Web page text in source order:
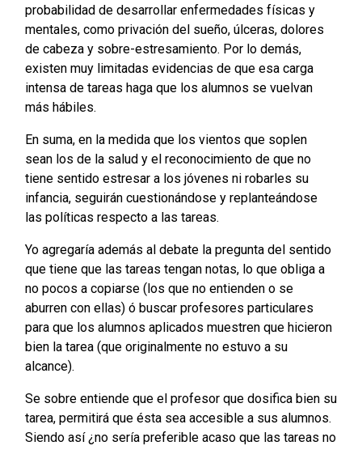
probabilidad de desarrollar enfermedades físicas y
mentales, como privación del sueño, úlceras, dolores
de cabeza y sobre-estresamiento. Por lo demás,
existen muy limitadas evidencias de que esa carga
intensa de tareas haga que los alumnos se vuelvan
más hábiles.
En suma, en la medida que los vientos que soplen
sean los de la salud y el reconocimiento de que no
tiene sentido estresar a los jóvenes ni robarles su
infancia, seguirán cuestionándose y replanteándose
las políticas respecto a las tareas.
Yo agregaría además al debate la pregunta del sentido
que tiene que las tareas tengan notas, lo que obliga a
no pocos a copiarse (los que no entienden o se
aburren con ellas) ó buscar profesores particulares
para que los alumnos aplicados muestren que hicieron
bien la tarea (que originalmente no estuvo a su
alcance).
Se sobre entiende que el profesor que dosifica bien su
tarea, permitirá que ésta sea accesible a sus alumnos.
Siendo así ¿no sería preferible acaso que las tareas no